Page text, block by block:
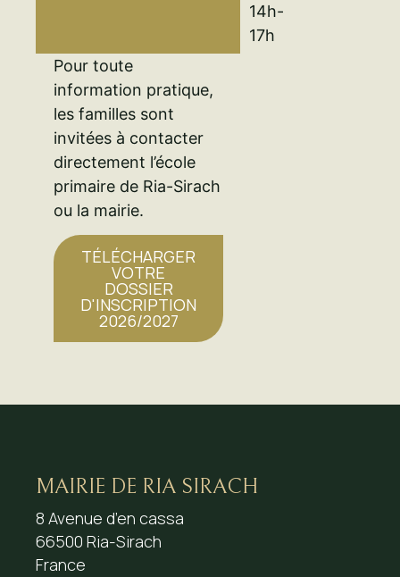
14h-
17h
Pour toute
information pratique,
les familles sont
invitées à contacter
directement l’école
primaire de Ria-Sirach
ou la mairie.
TÉLÉCHARGER
VOTRE
DOSSIER
D'INSCRIPTION
2026/2027
MAIRIE DE RIA SIRACH
8 Avenue d’en cassa
66500 Ria-Sirach
France